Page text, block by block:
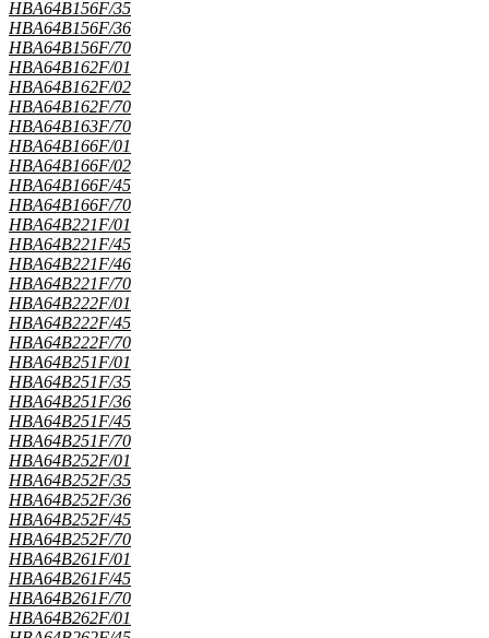
HBA64B156F/35
HBA64B156F/36
HBA64B156F/70
HBA64B162F/01
HBA64B162F/02
HBA64B162F/70
HBA64B163F/70
HBA64B166F/01
HBA64B166F/02
HBA64B166F/45
HBA64B166F/70
HBA64B221F/01
HBA64B221F/45
HBA64B221F/46
HBA64B221F/70
HBA64B222F/01
HBA64B222F/45
HBA64B222F/70
HBA64B251F/01
HBA64B251F/35
HBA64B251F/36
HBA64B251F/45
HBA64B251F/70
HBA64B252F/01
HBA64B252F/35
HBA64B252F/36
HBA64B252F/45
HBA64B252F/70
HBA64B261F/01
HBA64B261F/45
HBA64B261F/70
HBA64B262F/01